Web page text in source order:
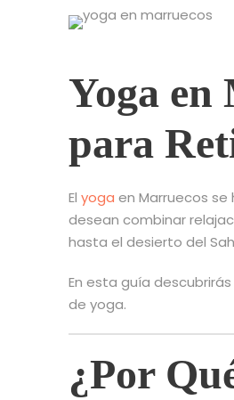
Yoga
para
El yoga en Marruecos
desean combinar
hasta el desierto del
En esta guía
de yoga.
¿Por